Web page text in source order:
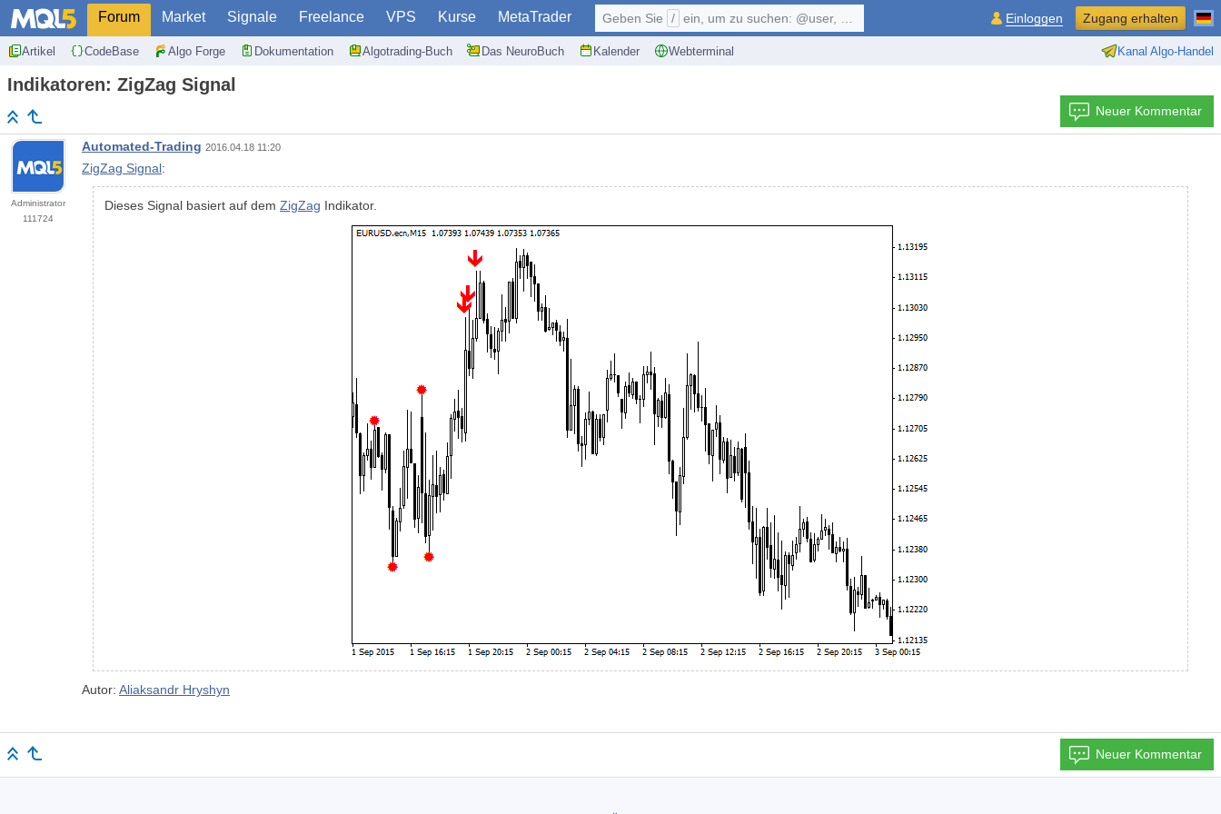
Forum Market Signale Freelance VPS Kurse MetaTrader
Artikel CodeBase Algo Forge Dokumentation Algotrading-Buch Das NeuroBuch Kalender Webterminal Kanal Algo-Handel
Geben Sie / ein, um zu suchen: @user, $symbol, ... Einloggen Zugang erhalten
Indikatoren: ZigZag Signal
Neuer Kommentar
Administrator
111724
Automated-Trading 2016.04.18 11:20
ZigZag Signal:
Dieses Signal basiert auf dem ZigZag Indikator.
Autor: Aliaksandr Hryshyn
Neuer Kommentar